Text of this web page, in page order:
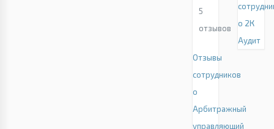
5
отзывов
Отзывы
сотрудников
о
Арбитражный
управляющий
о 2К
Аудит